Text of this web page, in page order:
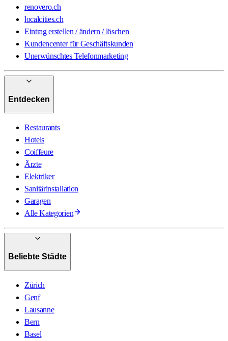
renovero.ch
localcities.ch
Eintrag erstellen / ändern / löschen
Kundencenter für Geschäftskunden
Unerwünschtes Telefonmarketing
Entdecken
Restaurants
Hotels
Coiffeure
Ärzte
Elektriker
Sanitärinstallation
Garagen
Alle Kategorien
Beliebte Städte
Zürich
Genf
Lausanne
Bern
Basel